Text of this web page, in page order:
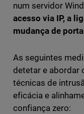
num servidor
acesso via IP, a
mudança de
As seguintes
detetar e abordar
técnicas de
eficácia e
confiança zero: